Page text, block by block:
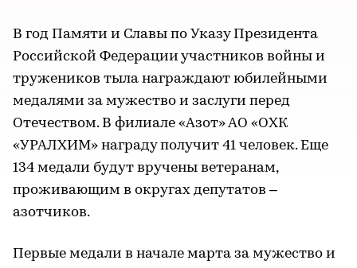
В год Памяти и Славы по Указу Президента
Российской Федерации участников войны и
тружеников тыла награждают юбилейными
медалями за мужество и заслуги перед
Отечеством. В филиале «Азот» АО «ОХК
«УРАЛХИМ» награду получит 41 человек. Еще
134 медали будут вручены ветеранам,
проживающим в округах депутатов –​
азотчиков.
Первые медали в начале марта за мужество и